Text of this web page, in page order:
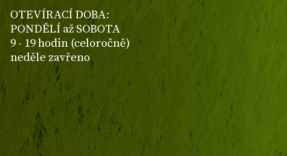
OTEVÍRACÍ DOBA:
PONDĚLÍ až SOBOTA
9 - 19 hodin (celoročně)
neděle zavřeno